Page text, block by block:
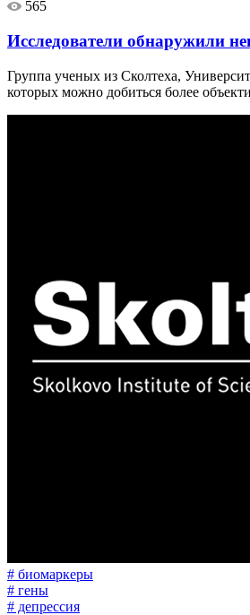
565
Исследователи обнаружили
Группа ученых из Сколтеха,
которых можно добиться более
# биомаркеры
# гены
# депрессия